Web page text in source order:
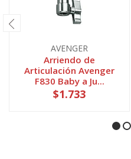
AVENGER
Arriendo de
Articulación Avenger
F830 Baby a Ju...
$1.733